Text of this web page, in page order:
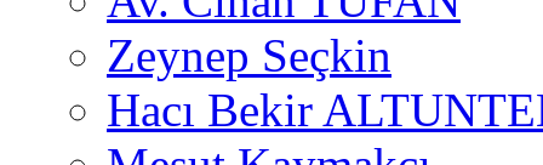
Zeynep Seçkin
Hacı Bekir